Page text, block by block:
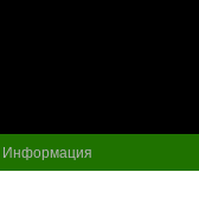
Информация